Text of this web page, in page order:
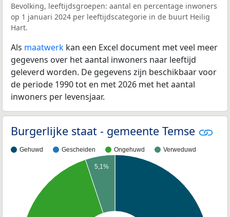
Bevolking, leeftijdsgroepen: aantal en percentage inwoners
op 1 januari 2024 per leeftijdscategorie in de buurt Heilig
Hart.
Als maatwerk kan een Excel document met veel meer
gegevens over het aantal inwoners naar leeftijd
geleverd worden. De gegevens zijn beschikbaar voor
de periode 1990 tot en met 2026 met het aantal
inwoners per levensjaar.
Burgerlijke staat - gemeente Temse
Gehuwd Gescheiden Ongehuwd Verweduwd
5,1%